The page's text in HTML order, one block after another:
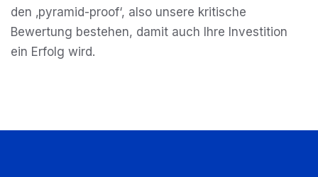
den ‚pyramid-proof‘, also unsere kritische
Bewertung bestehen, damit auch Ihre Investition
ein Erfolg wird.